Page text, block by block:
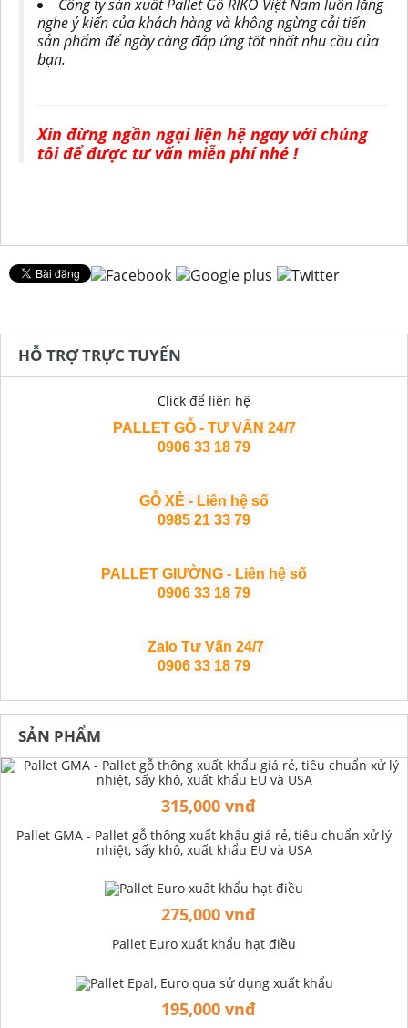
Công ty sản xuất Pallet Gỗ RIKO Việt Nam luôn lắng
nghe ý kiến ​​của khách hàng và không ngừng cải tiến
sản phẩm để ngày càng đáp ứng tốt nhất nhu cầu của
bạn.
Xin đừng ngần ngại liện hệ ngay với chúng
tôi để được tư vấn miễn phí nhé !
HỖ TRỢ TRỰC TUYẾN
Click để liên hệ
PALLET GỖ - TƯ VẤN 24/7
0906 33 18 79
GỖ XẺ - Liên hệ số
0985 21 33 79
PALLET GIƯỜNG - Liên hệ số
0906 33 18 79
Zalo Tư Vấn 24/7
0906 33 18 79
SẢN PHẨM
315,000 vnđ
Pallet GMA - Pallet gỗ thông xuất khẩu giá rẻ, tiêu chuẩn xử lý
nhiệt, sấy khô, xuất khẩu EU và USA
275,000 vnđ
Pallet Euro xuất khẩu hạt điều
195,000 vnđ